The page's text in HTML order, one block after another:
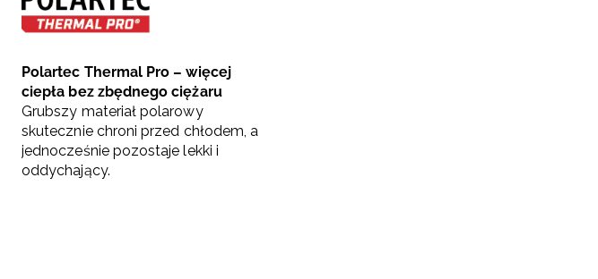
Polartec Thermal Pro – więcej
ciepła bez zbędnego ciężaru
Grubszy materiał polarowy
skutecznie chroni przed chłodem, a
jednocześnie pozostaje lekki i
oddychający.